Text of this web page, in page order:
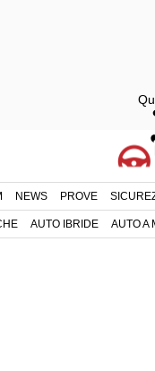
NEWS PROVE
AUTO IBRIDE AUTO A